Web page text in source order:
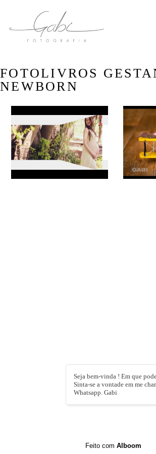
FOTOLIVROS
NEWBORN
Seja bem-vinda ! Em que
Sinta-se a vontade em me
Whatsapp. Gabi
Feito com Alboom